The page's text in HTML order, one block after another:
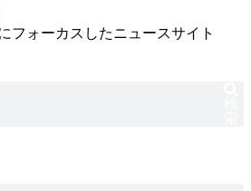
フォーカスしたニュースサイト